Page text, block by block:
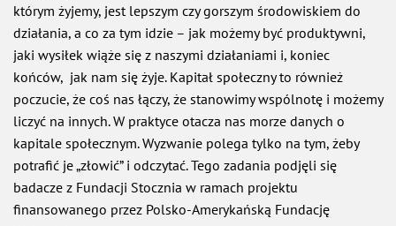
którym żyjemy, jest lepszym czy gorszym środowiskiem do
działania, a co za tym idzie – jak możemy być produktywni,
jaki wysiłek wiąże się z naszymi działaniami i, koniec
końców, jak nam się żyje. Kapitał społeczny to również
poczucie, że coś nas łączy, że stanowimy wspólnotę i możemy
liczyć na innych. W praktyce otacza nas morze danych o
kapitale społecznym. Wyzwanie polega tylko na tym, żeby
potrafić je „złowić” i odczytać. Tego zadania podjęli się
badacze z Fundacji Stocznia w ramach projektu
finansowanego przez Polsko-Amerykańską Fundację